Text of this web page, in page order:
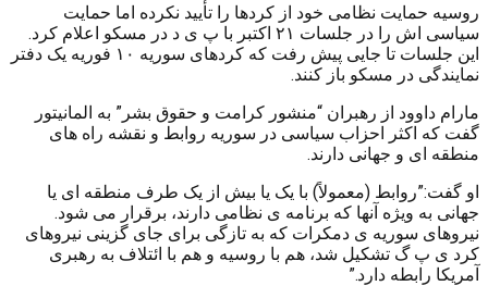
روسیه حمایت نظامی خود از کردها را تأیید نکرده اما حمایت
سیاسی اش را در جلسات ۲۱ اکتبر با پ ی د در مسکو اعلام کرد.
این جلسات تا جایی پیش رفت که کردهای سوریه ۱۰ فوریه یک دفتر
نمایندگی در مسکو باز کنند.
مارام داوود از رهبران “منشور کرامت و حقوق بشر” به المانیتور
گفت که اکثر احزاب سیاسی در سوریه روابط و نقشه راه های
منطقه ای و جهانی دارند.
او گفت:”روابط (معمولاً) با یک یا بیش از یک طرف منطقه ای یا
جهانی به ویژه آنها که برنامه ی نظامی دارند، برقرار می شود.
نیروهای سوریه ی دمکرات که به تازگی برای جای گزینی نیروهای
کرد ی پ گ تشکیل شد، هم با روسیه و هم با ائتلاف به رهبری
آمریکا رابطه دارد.”